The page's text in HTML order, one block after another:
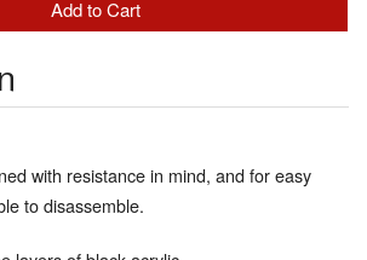
with resistance in mind, and for easy
to disassemble.